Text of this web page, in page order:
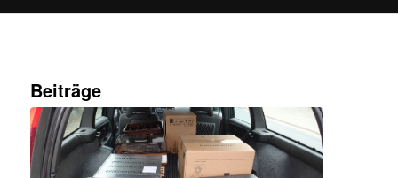
Beiträge